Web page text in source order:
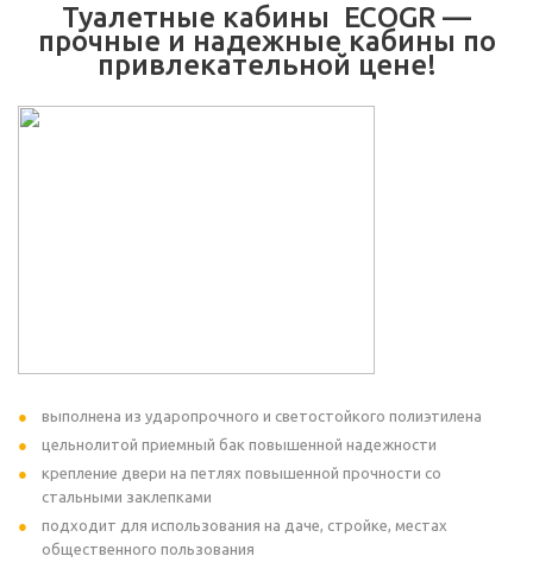
Туалетные кабины ECOGR —
прочные и надежные кабины по
привлекательной цене!
выполнена из ударопрочного и светостойкого полиэтилена
цельнолитой приемный бак повышенной надежности
крепление двери на петлях повышенной прочности со
стальными заклепками
подходит для использования на даче, стройке, местах
общественного пользования